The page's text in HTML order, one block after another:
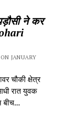
ने कर
JANUARY
चौकी क्षेत्र‎
रात युवक
बीच...